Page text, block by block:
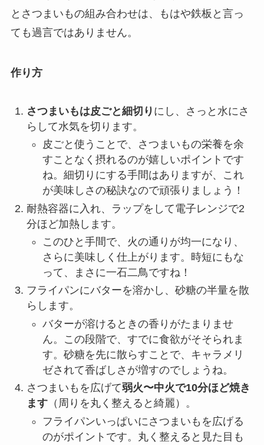
とさつまいもの組み合わせは、もはや鉄板と言っ
ても過言ではありません。
作り方
さつまいもは皮ごと細切り にし、さっと水にさ
らして水気を切ります。
皮ごと使うことで、さつまいもの栄養を余
すことなく摂れるのが嬉しいポイントです
ね。細切りにする手間はありますが、これ
が美味しさの秘訣なので頑張りましょう！
耐熱容器に入れ、ラップをして電子レンジで2
分ほど加熱します。
このひと手間で、火の通りが均一になり、
さらに美味しく仕上がります。時短にもな
って、まさに一石二鳥ですね！
フライパンにバターを溶かし、砂糖の半量を散
らします。
バターが溶けるときの香りがたまりませ
ん。この段階で、すでに食欲がそそられま
す。砂糖を先に散らすことで、キャラメリ
ゼされて香ばしさが増すのでしょうね。
さつまいもを広げて弱火〜中火で10分ほど焼き
ます（周りを丸く整えると綺麗）。
フライパンいっぱいにさつまいもを広げる
のがポイントです。丸く整えると見た目も